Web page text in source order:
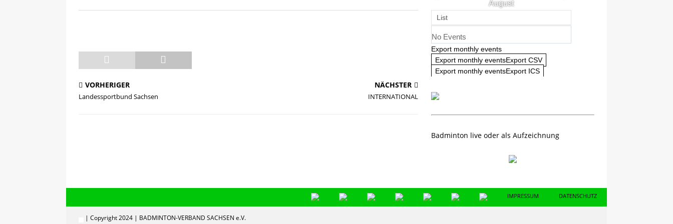
[ 08.05.2025 ] 💪 C-Trainerausbildung 2025/2026 – Es geht wieder los! 🏸 AKTUELL
VORHERIGER
Landessportbund Sachsen
NÄCHSTER
INTERNATIONAL
August
List
No Events
Export monthly events
Export monthly eventsExport CSV
Export monthly eventsExport ICS
Badminton live oder als Aufzeichnung
IMPRESSUM DATENSCHUTZ
| Copyright 2024 | BADMINTON-VERBAND SACHSEN e.V.